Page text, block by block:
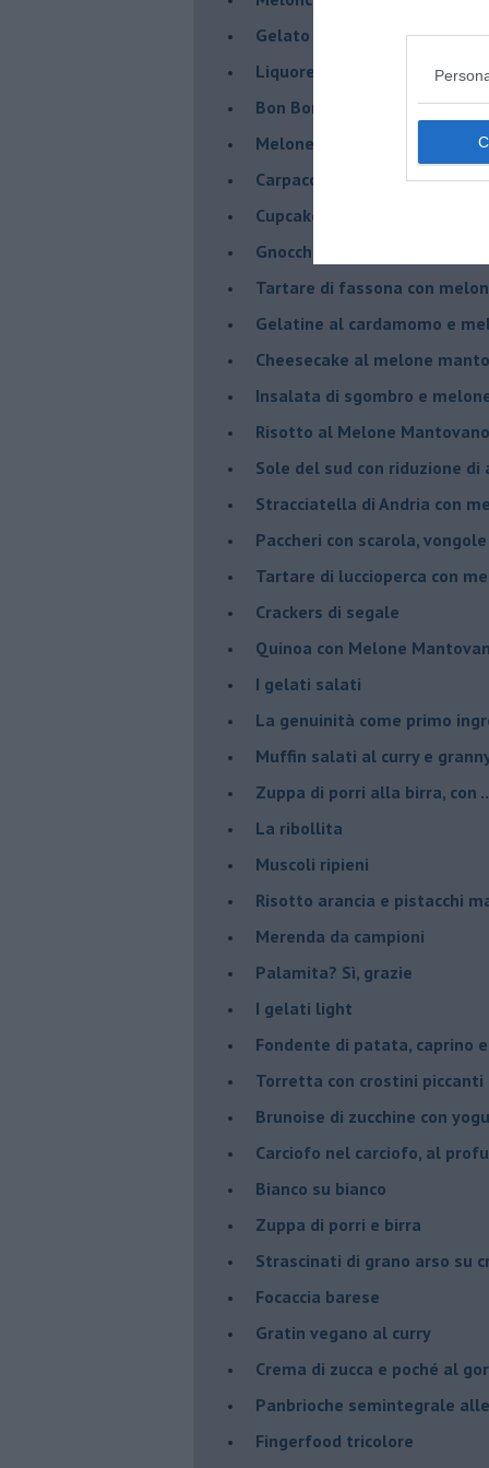
Gelato al melone mantovano
Liquore al melone
Bon Bon di melone
Melone mantovano IGP
Carpaccio di manzo con
Cupcake al melone con
Gnocchetti al pesto di
Tartare di fassona con
Gelatine al cardamomo e
Cheesecake al melone
Insalata di sgombro e
Risotto al Melone
Sole del sud con riduzione di
Stracciatella di Andria con
Paccheri con scarola,
Tartare di luccioperca con
Crackers di segale
Quinoa con Melone
I gelati salati
La genuinità come primo
Muffin salati al curry e
Zuppa di porri alla birra, con
La ribollita
Muscoli ripieni
Risotto arancia e pistacchi
Merenda da campioni
Palamita? Sì, grazie
I gelati light
Fondente di patata, caprino
Torretta con crostini piccanti
Brunoise di zucchine con
Carciofo nel carciofo, al
Bianco su bianco
Zuppa di porri e birra
Strascinati di grano arso su
Focaccia barese
Gratin vegano al curry
Crema di zucca e poché al
Panbrioche semintegrale
Fingerfood tricolore